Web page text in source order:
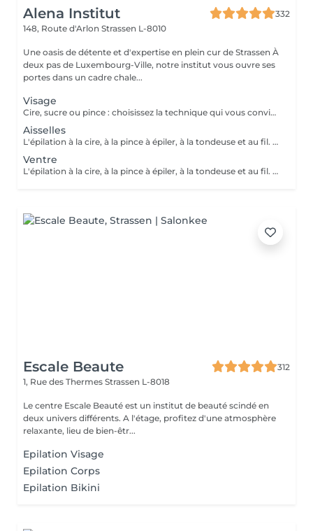
Alena Institut
332
148, Route d'Arlon Strassen L-8010
Une oasis de détente et d'expertise en plein cur de Strassen À
deux pas de Luxembourg-Ville, notre institut vous ouvre ses
portes dans un cadre chale...
Visage
Cire, sucre ou pince : choisissez la technique qui vous convient ! Pour un résultat impeccable, chaque séance se termine toujours par une finition minutieuse à la pince. Résultat net, peau douce et parfaite, à chaque fois.
Aisselles
L'épilation à la cire, à la pince à épiler, à la tondeuse et au fil. Toutes nos techniques d'épilation vous garantissent un résultat net et durable. En fin de séance, quelque soit la technique d'épilation choisie, nous utilisons systématiquement une pince à épiler, pour un résultat parfait.
Ventre
L'épilation à la cire, à la pince à épiler, à la tondeuse et au fil. Toutes nos techniques d'épilation vous garantissent un résultat net et durable. En fin de séance, quelque soit la technique d'épilation choisie, nous utilisons systématiquement une pince à épiler, pour un résultat parfait.
Escale Beaute
312
1, Rue des Thermes Strassen L-8018
Le centre Escale Beauté est un institut de beauté scindé en
deux univers différents. A l'étage, profitez d'une atmosphère
relaxante, lieu de bien-êtr...
Epilation Visage
Epilation Corps
Epilation Bikini